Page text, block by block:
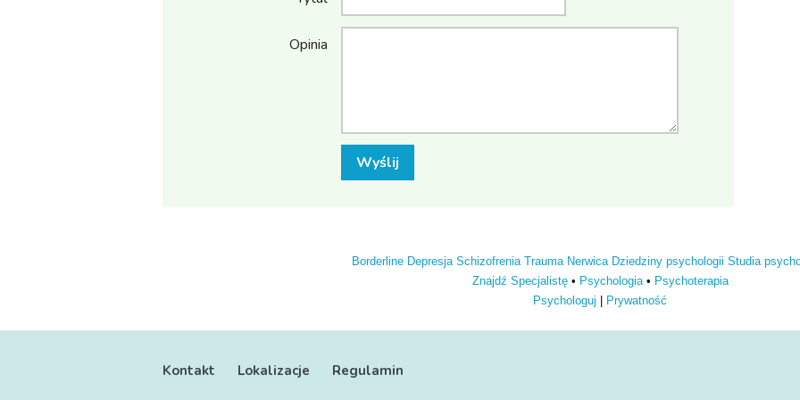
Opinia
Wyślij
Borderline Depresja Schizofrenia Trauma Nerwica Dziedziny psychologii Studia
Znajdź Specjalistę• Psychologia• Psychoterapia
Psychologuj
Prywatność
Kontakt Lokalizacje Regulamin